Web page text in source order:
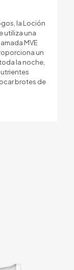
la Loción
utiliza una
MVE
un
la noche,
brotes de